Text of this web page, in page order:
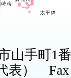
山手町1
表） Fax